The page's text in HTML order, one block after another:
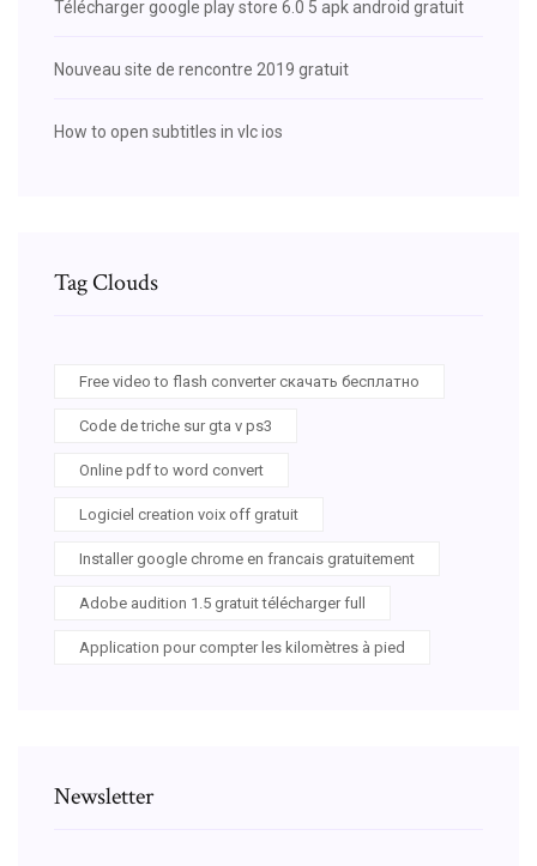
Télécharger google play store 6.0 5 apk android gratuit
Nouveau site de rencontre 2019 gratuit
How to open subtitles in vlc ios
Tag Clouds
Free video to flash converter скачать бесплатно
Code de triche sur gta v ps3
Online pdf to word convert
Logiciel creation voix off gratuit
Installer google chrome en francais gratuitement
Adobe audition 1.5 gratuit télécharger full
Application pour compter les kilomètres à pied
Newsletter